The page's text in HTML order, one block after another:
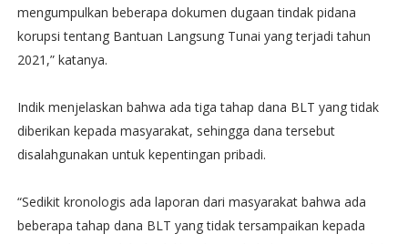
mengumpulkan beberapa dokumen dugaan tindak pidana
korupsi tentang Bantuan Langsung Tunai yang terjadi tahun
2021,” katanya.
Indik menjelaskan bahwa ada tiga tahap dana BLT yang tidak
diberikan kepada masyarakat, sehingga dana tersebut
disalahgunakan untuk kepentingan pribadi.
“Sedikit kronologis ada laporan dari masyarakat bahwa ada
beberapa tahap dana BLT yang tidak tersampaikan kepada